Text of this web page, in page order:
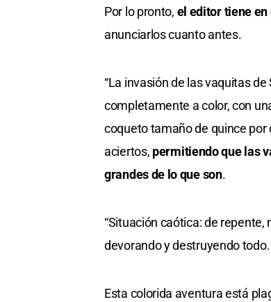
Por lo pronto, el editor tiene
anunciarlos cuanto antes.
“La invasión de las vaquitas
completamente a color, con
coqueto tamaño de quince
aciertos, permitiendo que las
grandes de lo que son.
“Situación caótica: de
devorando y destruyendo todo.
Esta colorida aventura está